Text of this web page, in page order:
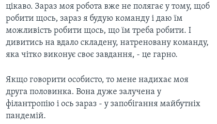
цікаво. Зараз моя робота вже не полягає у тому, щоб
робити щось, зараз я будую команду і даю їм
можливість робити щось, що їм треба робити. І
дивитись на вдало складену, натреновану команду,
яка чітко виконує своє завдання, - це гарно.
Якщо говорити особисто, то мене надихає моя
друга половинка. Вона дуже залучена у
філантропію і ось зараз - у запобігання майбутніх
пандемій.